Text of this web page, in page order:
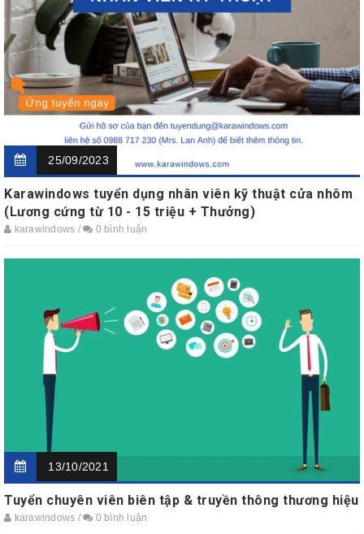
25/09/2023
Karawindows tuyển dụng nhân viên kỹ thuật cửa nhôm
(Lương cứng từ 10 - 15 triệu + Thưởng)
karawindows / 0 bình luận
13/10/2021
Tuyển chuyên viên biên tập & truyền thông thương hiệu
karawindows / 0 bình luận